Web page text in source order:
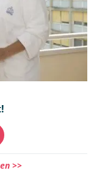
>>